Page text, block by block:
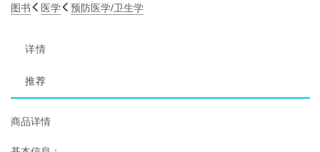
图书
医学 预防医学/卫生学
详情
推荐
商品详情